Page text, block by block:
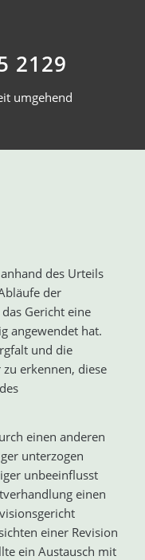
2129
umgehend
des Urteils
der
Gericht eine
angewendet hat.
und die
erkennen, diese
einen anderen
unterzogen
unbeeinflusst
einen
einer Revision
ein Austausch mit